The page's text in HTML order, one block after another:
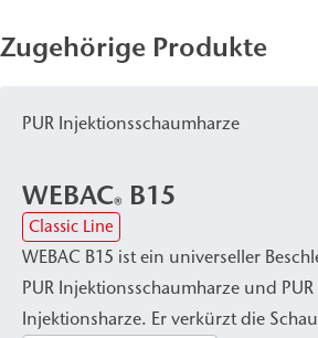
Zugehörige Produkte
PUR Injektionsschaumharze
WEBAC® B15
Classic Line
WEBAC B15 ist ein universeller
PUR Injektionsschaumharze und
Injektionsharze. Er verkürzt die